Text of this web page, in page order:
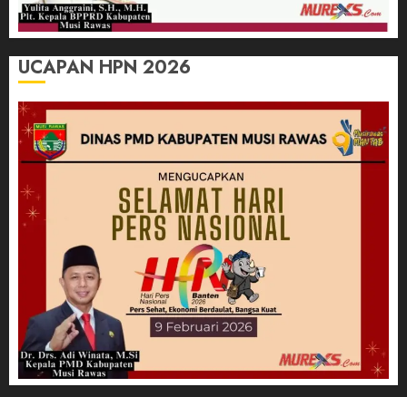
UCAPAN HPN 2026